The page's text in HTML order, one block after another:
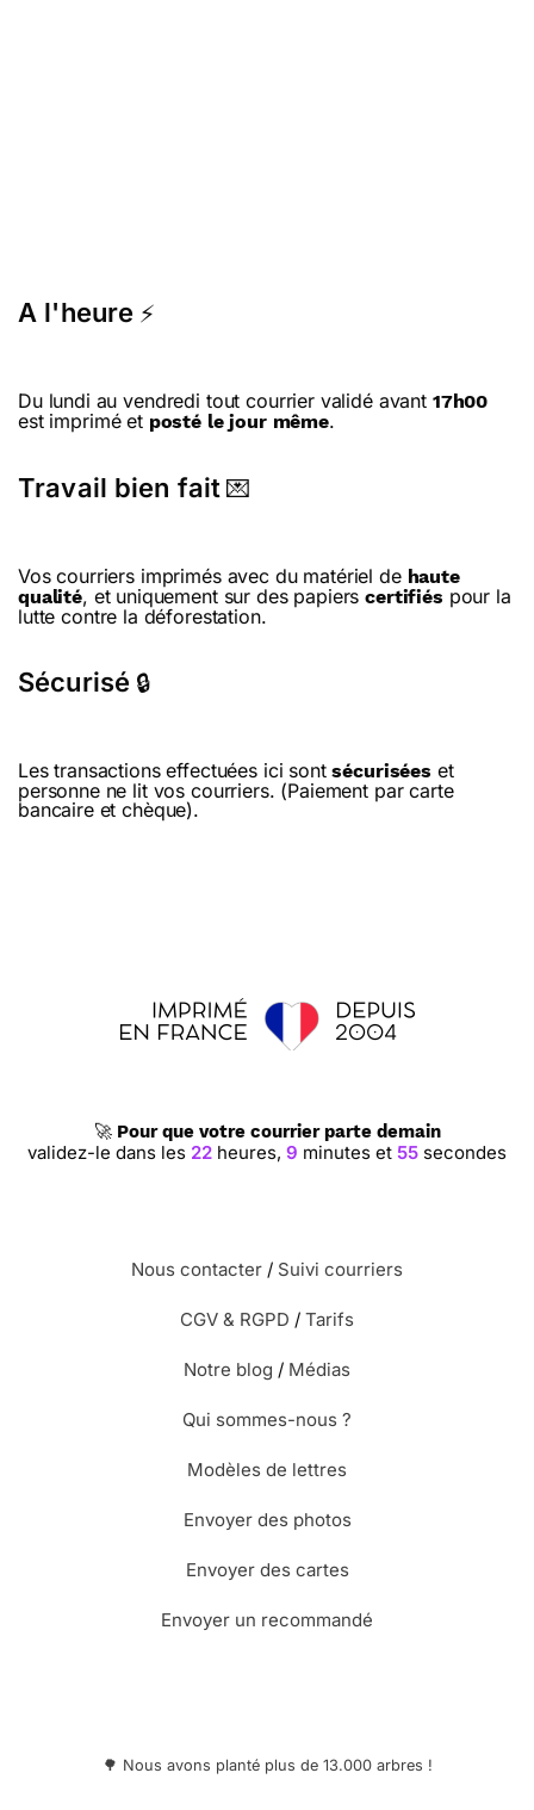
A l'heure ⚡
Du lundi au vendredi tout courrier validé avant 17h00
est imprimé et posté le jour même.
Travail bien fait 💌
Vos courriers imprimés avec du matériel de haute
qualité, et uniquement sur des papierscertifiés pour la
lutte contre la déforestation.
Sécurisé 🔒
Les transactions effectuées ici sontsécurisées et
personne ne lit vos courriers. (Paiement par carte
bancaire et chèque).
🚀 Pour que votre courrier parte demain
validez-le dans les 22heures, 9 minutes et 54 secondes
Nous contacter / Suivi courriers
CGV & RGPD / Tarifs
Notre blog / Médias
Qui sommes-nous ?
Modèles de lettres
Envoyer des photos
Envoyer des cartes
Envoyer un recommandé
🌳 Nous avons planté plus de 13.000 arbres !